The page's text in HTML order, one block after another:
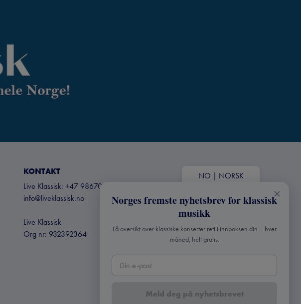
KONTAKT
Live Klassisk: +47 98670803
info@liveklassisk.no
Live Klassisk
Org nr: 932392364
NO | NORSK
Norges fremste nyhetsbrev for klassisk
musikk
Få oversikt over klassiske konserter rett i innboksen din – hver
måned, helt gratis.
Meld deg på nyhetsbrevet